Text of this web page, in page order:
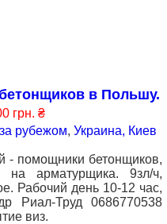
в Польшу.
грн. ₴
рубежом, Украина, Киев
- помощники бетонщиков,
на арматурщика. 9зл/ч,
Рабочий день 10-12 час,
Риал-Труд 0686770538
виз.